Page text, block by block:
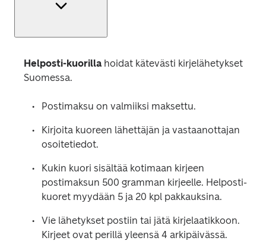
Helposti-kuorilla hoidat kätevästi kirjelähetykset
Suomessa.
Postimaksu on valmiiksi maksettu.
Kirjoita kuoreen lähettäjän ja vastaanottajan
osoitetiedot.
Kukin kuori sisältää kotimaan kirjeen
postimaksun 500 gramman kirjeelle. Helposti-
kuoret myydään 5 ja 20 kpl pakkauksina.
Vie lähetykset postiin tai jätä kirjelaatikkoon.
Kirjeet ovat perillä yleensä 4 arkipäivässä.